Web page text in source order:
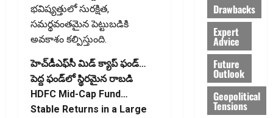
భవిష్యత్తులో సురక్షిత,
సమర్థవంతమైన పెట్టుబడికి
అవకాశం కల్పిస్తుంది.
హెచ్‌డీఎఫ్‌సీ మిడ్ క్యాప్ ఫండ్…
పెద్ద ఫండ్‌లో స్థిరమైన రాబడి
HDFC Mid-Cap Fund…
Stable Returns in a Large
Drawbacks
Expert
Advice
Future
Outlook
Geopolitical
Tensions